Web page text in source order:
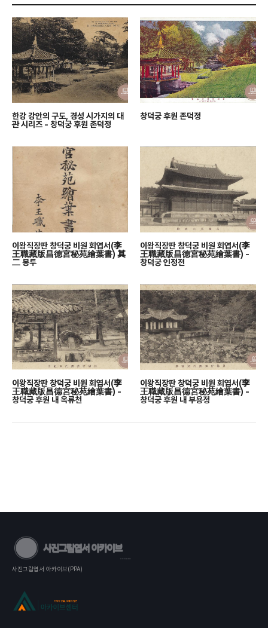
한강 강안의 구도, 경성 시가지의 대
관 시리즈 - 창덕궁 후원 존덕정
창덕궁 후원 존덕정
이왕직장판 창덕궁 비원 회엽서(李
王職藏版昌德宮秘苑繪葉書) 其
二 봉투
이왕직장판 창덕궁 비원 회엽서(李
王職藏版昌德宮秘苑繪葉書) -
창덕궁 인정전
이왕직장판 창덕궁 비원 회엽서(李
王職藏版昌德宮秘苑繪葉書) -
창덕궁 후원 내 옥류천
이왕직장판 창덕궁 비원 회엽서(李
王職藏版昌德宮秘苑繪葉書) -
창덕궁 후원 내 부용정
사진그림엽서 아카이브(PPA)